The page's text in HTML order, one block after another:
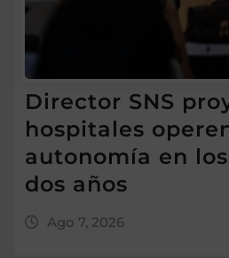
Director SNS
hospitales
autonomía en
dos años
Ago 7, 2026